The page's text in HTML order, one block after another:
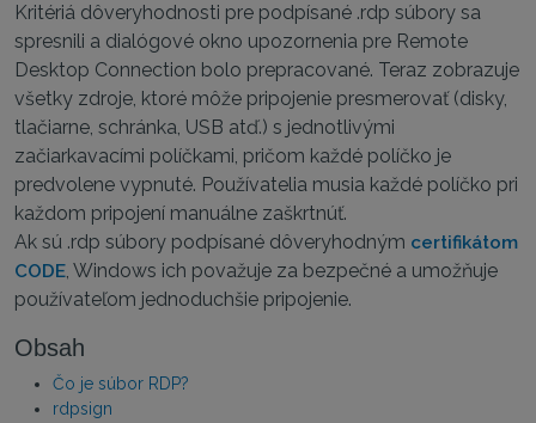
Kritériá dôveryhodnosti pre podpísané .rdp súbory sa
spresnili a dialógové okno upozornenia pre Remote
Desktop Connection bolo prepracované. Teraz zobrazuje
všetky zdroje, ktoré môže pripojenie presmerovať (disky,
tlačiarne, schránka, USB atď.) s jednotlivými
začiarkavacími políčkami, pričom každé políčko je
predvolene vypnuté. Používatelia musia každé políčko pri
každom pripojení manuálne zaškrtnúť.
Ak sú .rdp súbory podpísané dôveryhodným certifikátom
CODE, Windows ich považuje za bezpečné a umožňuje
používateľom jednoduchšie pripojenie.
Obsah
Čo je súbor RDP?
rdpsign